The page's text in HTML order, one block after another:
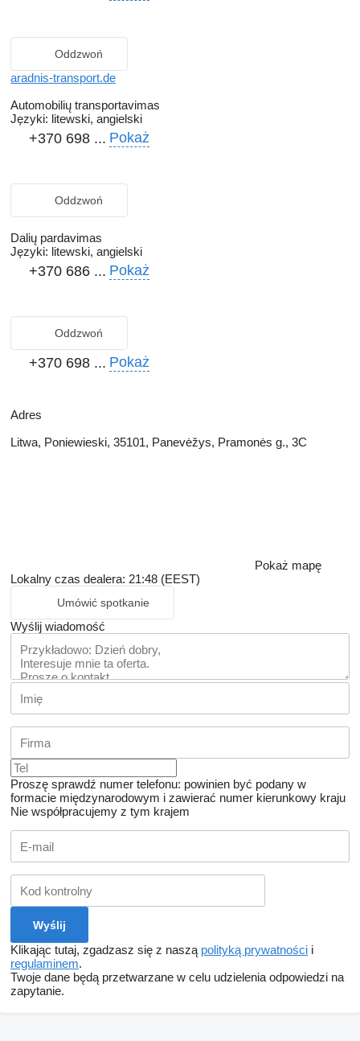
Oddzwoń
aradnis-transport.de
Automobilių transportavimas
Języki: litewski, angielski
+370 698 ... Pokaż
Oddzwoń
Dalių pardavimas
Języki: litewski, angielski
+370 686 ... Pokaż
Oddzwoń
+370 698 ... Pokaż
Adres
Litwa, Poniewieski, 35101, Panevėžys, Pramonės g., 3C
Pokaż mapę
Lokalny czas dealera: 21:48 (EEST)
Umówić spotkanie
Wyślij wiadomość
Proszę sprawdź numer telefonu: powinien być podany w
formacie międzynarodowym i zawierać numer kierunkowy kraju
Nie współpracujemy z tym krajem
Klikając tutaj, zgadzasz się z naszą polityką prywatności i
regulaminem.
Twoje dane będą przetwarzane w celu udzielenia odpowiedzi na
zapytanie.